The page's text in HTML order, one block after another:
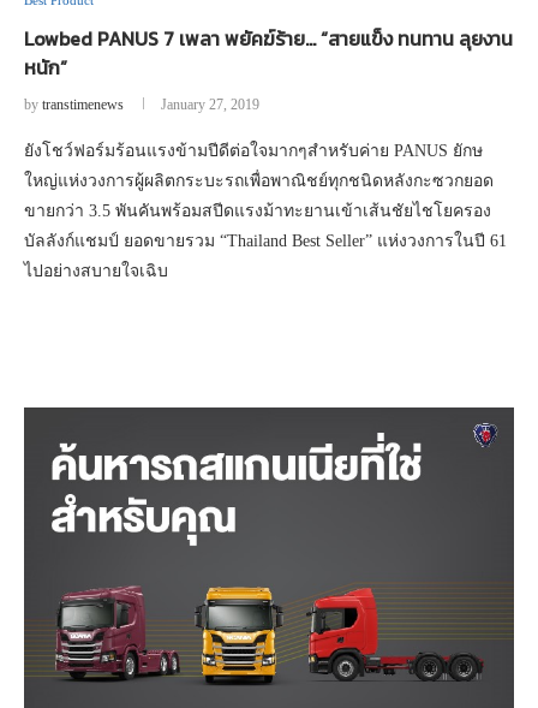
Lowbed PANUS 7 เพลา พยัคฆ์ร้าย… “สายแข็ง ทนทาน ลุยงาน
หนัก”
by transtimenews January 27, 2019
ยังโชว์ฟอร์มร้อนแรงข้ามปีดีต่อใจมากๆสำหรับค่าย PANUS ยักษ
ใหญ่แห่งวงการผู้ผลิตกระบะรถเพื่อพาณิชย์ทุกชนิดหลังกะซวกยอด
ขายกว่า 3.5 พันคันพร้อมสปีดแรงม้าทะยานเข้าเส้นชัยไชโยครอง
บัลลังก์แชมป์ ยอดขายรวม “Thailand Best Seller” แห่งวงการในปี 61
ไปอย่างสบายใจเฉิบ